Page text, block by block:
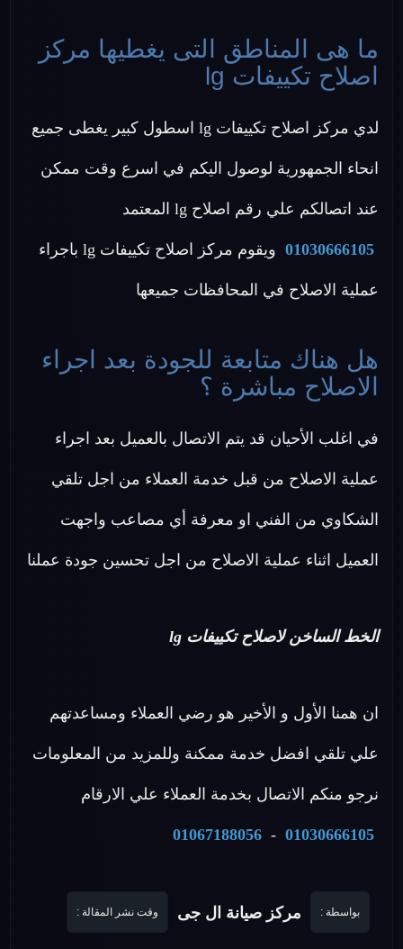
ما هى المناطق التى يغطيها مركز
اصلاح تكييفات lg
لدي مركز اصلاح تكييفات lg اسطول كبير يغطى جميع
انحاء الجمهورية لوصول اليكم في اسرع وقت ممكن
عند اتصالكم علي رقم اصلاح lg المعتمد
01030666105 ويقوم مركز اصلاح تكييفات lg باجراء
عملية الاصلاح في المحافظات جميعها
هل هناك متابعة للجودة بعد اجراء
الاصلاح مباشرة ؟
في اغلب الأحيان قد يتم الاتصال بالعميل بعد اجراء
عملية الاصلاح من قبل خدمة العملاء من اجل تلقي
الشكاوي من الفني او معرفة أي مصاعب واجهت
العميل اثناء عملية الاصلاح من اجل تحسين جودة عملنا
الخط الساخن لاصلاح تكييفات lg
ان همنا الأول و الأخير هو رضي العملاء ومساعدتهم
علي تلقي افضل خدمة ممكنة وللمزيد من المعلومات
نرجو منكم الاتصال بخدمة العملاء علي الارقام
01030666105
-
01067188056
بواسطة : مركز صيانة ال جى وقت نشر المقالة :